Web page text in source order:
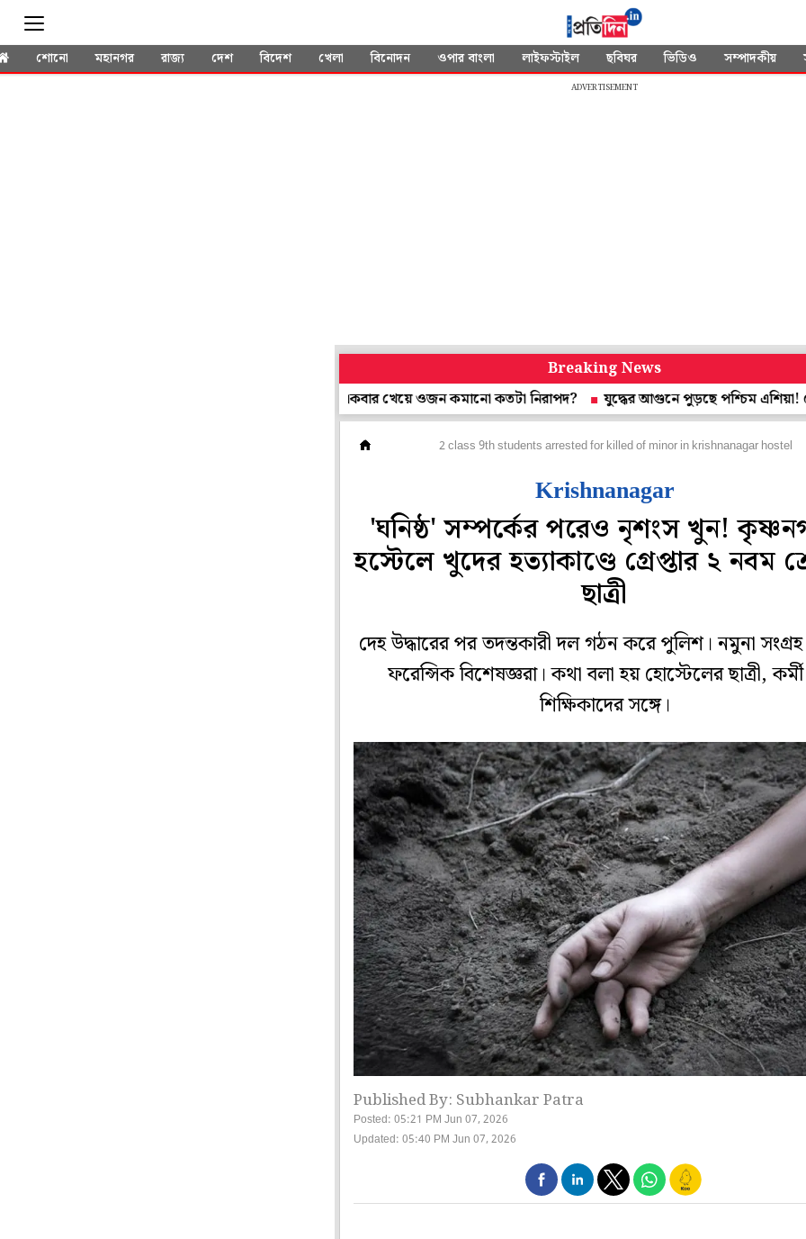
শোনো মহানগর রাজ্য দেশ বিদেশ খেলা বিনোদন ওপার বাংলা লাইফস্টাইল ছবিঘর ভিডিও সম্পাদকীয়
ADVERTISEMENT
Breaking News
কেজি ঝরিয়ে চমক ৫৭ বছরের রবি কিষানের! দিনে একবার খেয়ে ওজন কমানো কতটা নিরাপদ?
যুদ্ধের আগুনে পুড়ছে পশ্চিম এশিয়া!
2 class 9th students arrested for killed of minor in krishnanagar hostel
Krishnanagar
'ঘনিষ্ঠ' সম্পর্কের পরেও নৃশংস খুন!
হস্টেলে খুদের হত্যাকাণ্ডে গ্রেপ্তার ২ নবম
ছাত্রী
দেহ উদ্ধারের পর তদন্তকারী দল গঠন করে পুলিশ। নমুনা
ফরেন্সিক বিশেষজ্ঞরা। কথা বলা হয় হোস্টেলের ছাত্রী,
শিক্ষিকাদের সঙ্গে।
Published By: Subhankar Patra
Posted: 05:21 PM Jun 07, 2026
Updated: 05:40 PM Jun 07, 2026